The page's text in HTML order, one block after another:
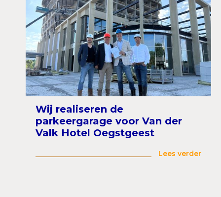
Wij realiseren de
parkeergarage voor Van der
Valk Hotel Oegstgeest
Lees verder